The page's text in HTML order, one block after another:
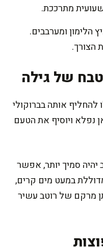
מתרככת.
הלימון ומערבבים.
הצורך.
של גילה
להחליף אותה בברוקולי
נפלא ויוסיף את הטעם
סמיך יותר, אפשר
במעט מים קרים,
מרקם של רוטב עשיר